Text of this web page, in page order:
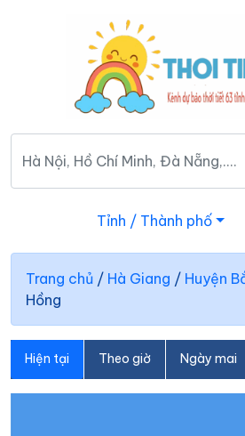
Tỉnh / Thành phố
Trang chủ / Hà Giang / Huyện
Hồng
Hiện tại Theo giờ Ngày mai